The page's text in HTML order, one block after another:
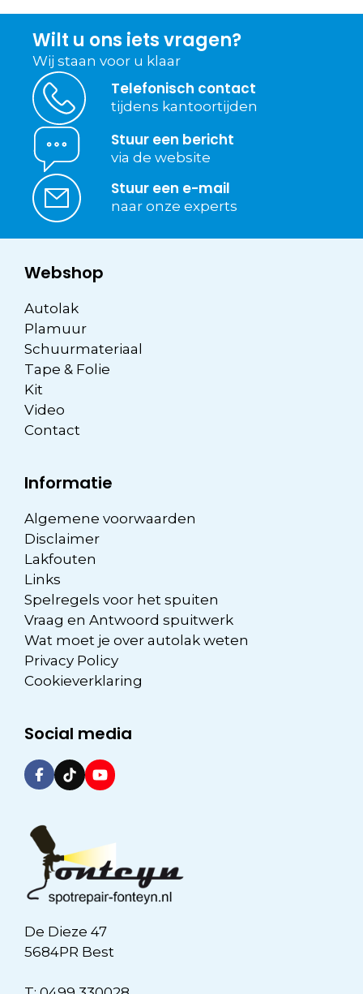
Wilt u ons iets vragen?
Wij staan voor u klaar
Telefonisch contact
tijdens kantoortijden
Stuur een bericht
via de website
Stuur een e-mail
naar onze experts
Webshop
Autolak
Plamuur
Schuurmateriaal
Tape & Folie
Kit
Video
Contact
Informatie
Algemene voorwaarden
Disclaimer
Lakfouten
Links
Spelregels voor het spuiten
Vraag en Antwoord spuitwerk
Wat moet je over autolak weten
Privacy Policy
Cookieverklaring
Social media
De Dieze 47
5684PR Best